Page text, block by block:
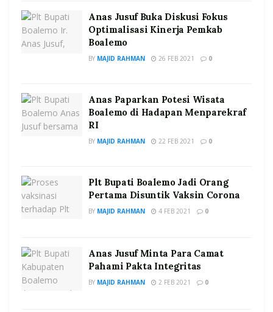
Anas Jusuf Buka Diskusi Fokus
Optimalisasi Kinerja Pemkab
Boalemo
BY MAJID RAHMAN 26 FEB 2021 0
Anas Paparkan Potesi Wisata
Boalemo di Hadapan Menparekraf
RI
BY MAJID RAHMAN 22 FEB 2021 0
Plt Bupati Boalemo Jadi Orang
Pertama Disuntik Vaksin Corona
BY MAJID RAHMAN 4 FEB 2021 0
Anas Jusuf Minta Para Camat
Pahami Pakta Integritas
BY MAJID RAHMAN 2 FEB 2021 0